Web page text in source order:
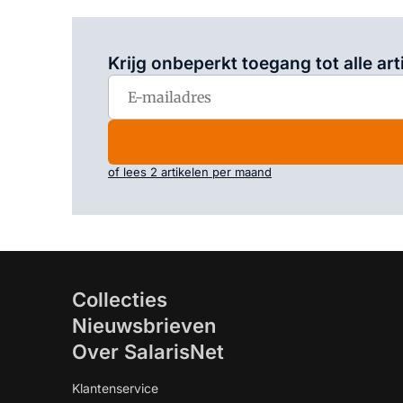
Krijg onbeperkt toegang tot alle
of lees 2 artikelen per maand
Collecties
Nieuwsbrieven
Over SalarisNet
Klantenservice